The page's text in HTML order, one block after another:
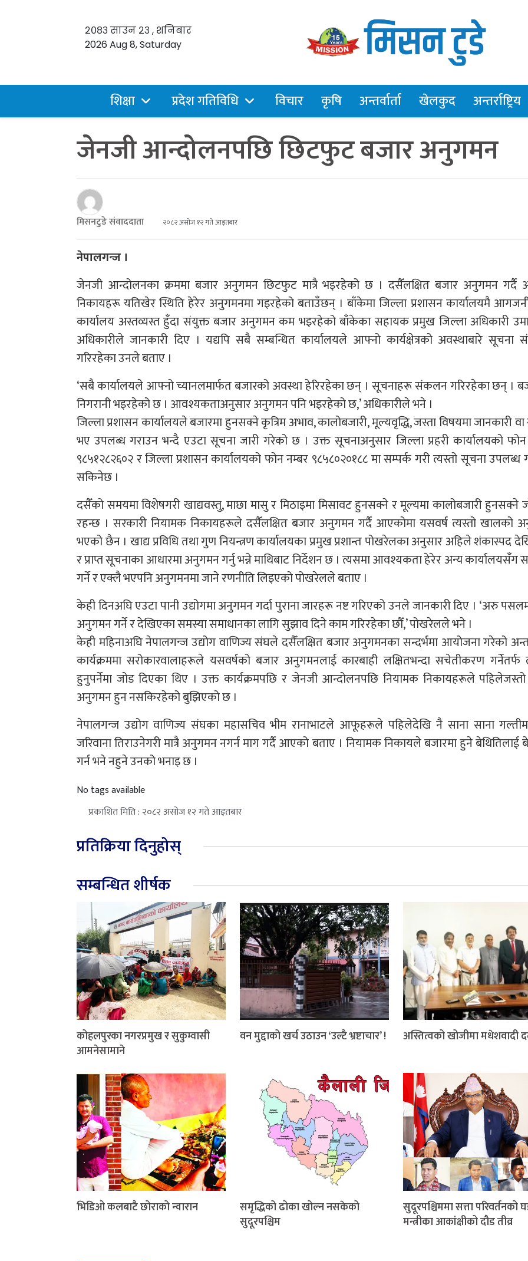
२०८३ साउन २३ , शनिबार
2026 Aug 8, Saturday
शिक्षा प्रदेश गतिविधि विचार कृषि अन्तर्वार्ता खेलकुद अन्तर्राष्ट्रिय
जेनजी आन्दोलनपछि छिटफुट बजार अनुगमन
मिसनटुडे संवाददाता २०८२ असोज १२ गते आइतबार
नेपालगन्ज ।
जेनजी आन्दोलनका क्रममा बजार अनुगमन छिटफुट मात्रै भइरहेको छ । दसैँलक्षित बजार अनुगमन गर्दै
निकायहरू यतिखेर स्थिति हेरेर अनुगमनमा गइरहेको बताउँछन् । बाँकेमा जिल्ला प्रशासन कार्यालयमै
कार्यालय अस्तव्यस्त हुँदा संयुक्त बजार अनुगमन कम भइरहेको बाँकेका सहायक प्रमुख जिल्ला अधिकारी
अधिकारीले जानकारी दिए । यद्यपि सबै सम्बन्धित कार्यालयले आफ्नो कार्यक्षेत्रको अवस्थाबारे
गरिरहेका उनले बताए ।
‘सबै कार्यालयले आफ्नो च्यानलमार्फत बजारको अवस्था हेरिरहेका छन् । सूचनाहरू संकलन गरिरहेका छन् ।
निगरानी भइरहेको छ । आवश्यकताअनुसार अनुगमन पनि भइरहेको छ,’ अधिकारीले भने ।
जिल्ला प्रशासन कार्यालयले बजारमा हुनसक्ने कृत्रिम अभाव, कालोबजारी, मूल्यवृद्धि, जस्ता विषयमा जानकारी
भए उपलब्ध गराउन भन्दै एउटा सूचना जारी गरेको छ । उक्त सूचनाअनुसार जिल्ला प्रहरी कार्यालयको
९८५१२८२६०२ र जिल्ला प्रशासन कार्यालयको फोन नम्बर ९८५८०२०१८८ मा सम्पर्क गरी त्यस्तो सूचना उपलब्ध
सकिनेछ ।
दसैँको समयमा विशेषगरी खाद्यवस्तु, माछा मासु र मिठाइमा मिसावट हुनसक्ने र मूल्यमा कालोबजारी हुनसक्ने
रहन्छ । सरकारी नियामक निकायहरूले दसैँलक्षित बजार अनुगमन गर्दै आएकोमा यसवर्ष त्यस्तो खालको
भएको छैन । खाद्य प्रविधि तथा गुण नियन्त्रण कार्यालयका प्रमुख प्रशान्त पोखरेलका अनुसार अहिले शंकास्पद
र प्राप्त सूचनाका आधारमा अनुगमन गर्नु भन्ने माथिबाट निर्देशन छ । त्यसमा आवश्यकता हेरेर अन्य कार्यालयसँग
गर्ने र एक्लै भएपनि अनुगमनमा जाने रणनीति लिइएको पोखरेलले बताए ।
केही दिनअघि एउटा पानी उद्योगमा अनुगमन गर्दा पुराना जारहरू नष्ट गरिएको उनले जानकारी दिए । ‘अरु
अनुगमन गर्ने र देखिएका समस्या समाधानका लागि सुझाव दिने काम गरिरहेका छौँ,’ पोखरेलले भने ।
केही महिनाअघि नेपालगन्ज उद्योग वाणिज्य संघले दसैँलक्षित बजार अनुगमनका सन्दर्भमा आयोजना गरेको
कार्यक्रममा सरोकारवालाहरूले यसवर्षको बजार अनुगमनलाई कारबाही लक्षितभन्दा सचेतीकरण गर्नेतर्फ
हुनुपर्नेमा जोड दिएका थिए । उक्त कार्यक्रमपछि र जेनजी आन्दोलनपछि नियामक निकायहरूले
अनुगमन हुन नसकिरहेको बुझिएको छ ।
नेपालगन्ज उद्योग वाणिज्य संघका महासचिव भीम रानाभाटले आफूहरूले पहिलेदेखि नै साना साना
जरिवाना तिराउनेगरी मात्रै अनुगमन नगर्न माग गर्दै आएको बताए । नियामक निकायले बजारमा हुने बेथितिलाई
गर्न भने नहुने उनको भनाइ छ ।
No tags available
प्रकाशित मिति : २०८२ असोज १२ गते आइतबार
प्रतिक्रिया दिनुहोस्
सम्बन्धित शीर्षक
कोहलपुरका नगरप्रमुख र सुकुम्वासी
आमनेसामाने
वन मुद्दाको खर्च उठाउन ‘उल्टै भ्रष्टाचार’ ! अस्तित्वको खोजीमा मधेशवादी
भिडिओ कलबाटै छोराको न्वारान
समृद्धिको ढोका खोल्न नसकेको
सुदूरपश्चिम
सुदूरपश्चिममा सत्ता परिवर्तनको
मन्त्रीका आकांक्षीको दौड तीव्र